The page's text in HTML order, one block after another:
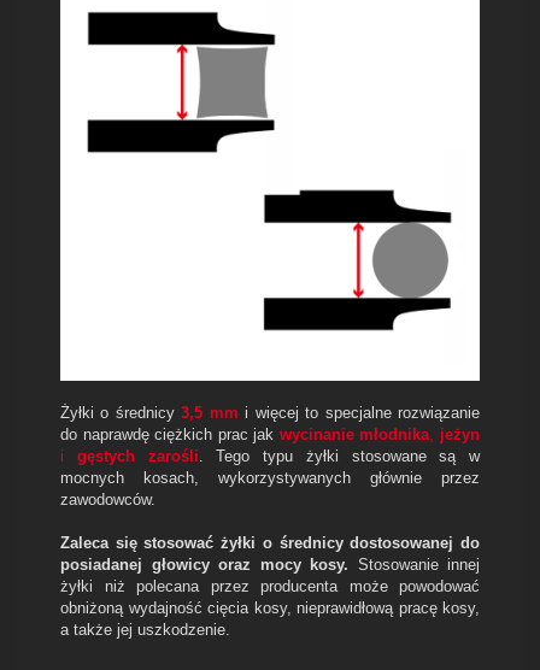
Żyłki o średnicy3,5 mm i więcej to specjalne rozwiązanie
do naprawdę ciężkich prac jak wycinanie młodnika, jeżyn
i gęstych zarośli. Tego typu żyłki stosowane są w
mocnych kosach, wykorzystywanych głównie przez
zawodowców.
Zaleca się stosować żyłki o średnicy dostosowanej do
posiadanej głowicy oraz mocy kosy. Stosowanie innej
żyłki niż polecana przez producenta może powodować
obniżoną wydajność cięcia kosy, nieprawidłową pracę kosy,
a także jej uszkodzenie.